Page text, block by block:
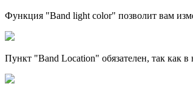
Функция "Band light color" позволит вам
Пункт "Band Location" обязателен, так как